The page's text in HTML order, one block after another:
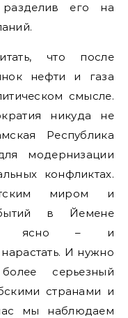
разделив его на
что после
нефти и газа
смысле.
никуда не
Республика
модернизации
конфликтах.
миром и
в Йемене
ясно – и
И нужно
серьезный
странами и
мы наблюдаем